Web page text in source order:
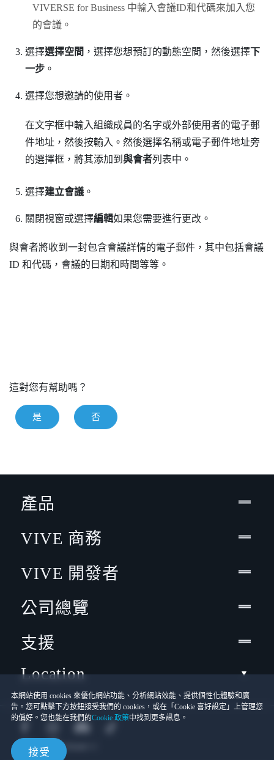
VIVERSE for Business 中輸入會議ID和代碼來加入您
的會議。
選擇選擇空間 ，選擇您想預訂的動態空間，然後選擇下
一步。
選擇您想邀請的使用者。
在文字框中輸入組織成員的名字或外部使用者的電子郵
件地址，然後按輸入。然後選擇名稱或電子郵件地址旁
的選擇框，將其添加到 與會者列表中。
選擇建立會議。
關閉視窗或選擇編輯如果您需要進行更改。
與會者將收到一封包含會議詳情的電子郵件，其中包括會議
ID 和代碼，會議的日期和時間等等。
這對您有幫助嗎？
是 否
本網站使用 cookies 來優化網站功能、分析網站效能、提供個性化體驗和廣
告。您可點擊下方按鈕接受我們的 cookies，或在「Cookie 喜好設定」上管理您
的偏好。您也能在我們的Cookie 政策中找到更多訊息。
接受
產品
VIVE 商務
VIVE 開發者
公司總覽
支援
Location